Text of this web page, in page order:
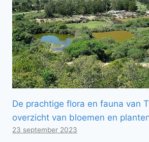
De prachtige flora en fauna van
overzicht van bloemen en
23 september 2023